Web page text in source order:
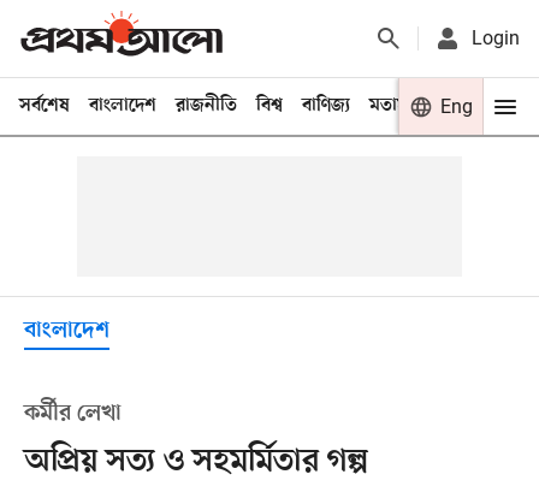
Login
সর্বশেষ বাংলাদেশ রাজনীতি বিশ্ব বাণিজ্য মতামত খেলা
Eng
বাংলাদেশ
কর্মীর লেখা
অপ্রিয় সত্য ও সহমর্মিতার গল্প